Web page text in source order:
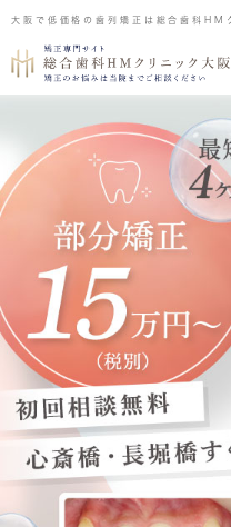
大阪で低価格の歯列矯正は総合歯科HM